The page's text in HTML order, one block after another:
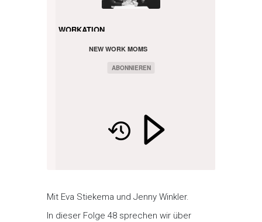
NEW WORK MOMS
ABONNIEREN
WORKATION
Mit Eva Stiekema und Jenny Winkler.
In dieser Folge 48 sprechen wir über